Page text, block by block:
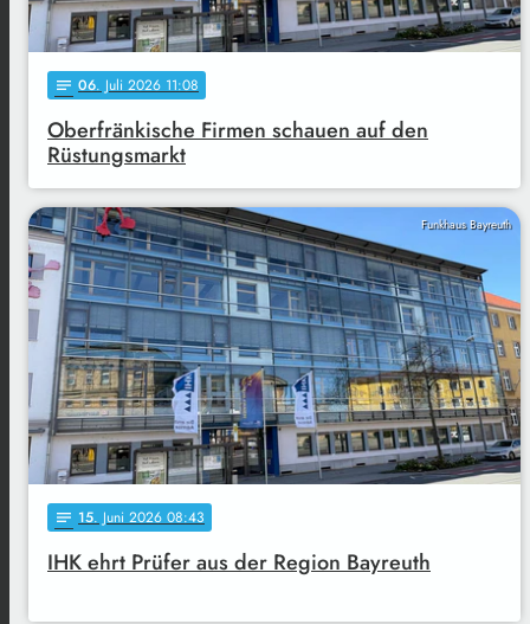
notes 06. Juli 2026 11:08
Oberfränkische Firmen schauen auf den
Rüstungsmarkt
Funkhaus Bayreuth
notes 15. Juni 2026 08:43
IHK ehrt Prüfer aus der Region Bayreuth